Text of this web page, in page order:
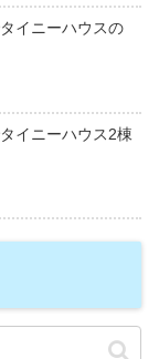
イニーハウスの
イニーハウス2棟